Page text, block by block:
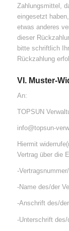
Zahlungsmittel,
eingesetzt
etwas anderes
dieser
bitte schriftlich
Rückzahlung
VI. Muster-
An:
TOPSUN
info@topsun-
Hiermit
Vertrag über die
-
-Name des/der
-Anschrift des/
-Unterschrift des/